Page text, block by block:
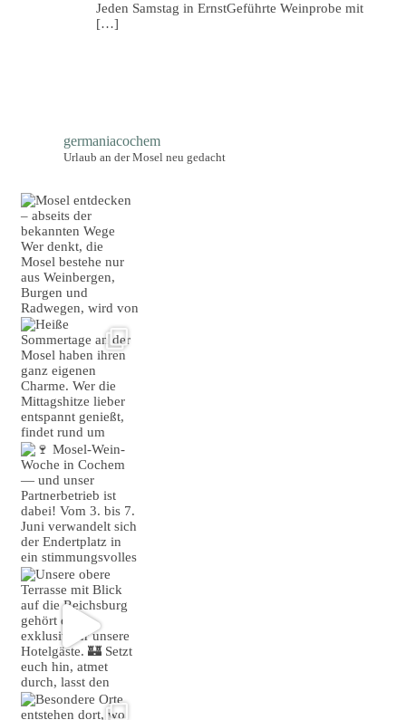
Jeden Samstag in ErnstGeführte Weinprobe mit
[…]
germaniacochem
Urlaub an der Mosel neu gedacht